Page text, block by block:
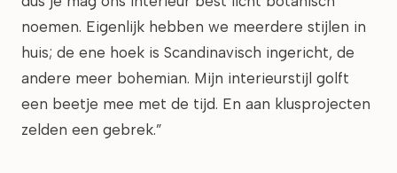
noemen. Eigenlijk hebben we meerdere stijlen in
huis; de ene hoek is Scandinavisch ingericht, de
andere meer bohemian. Mijn interieurstijl golft
een beetje mee met de tijd. En aan klusprojecten
zelden een gebrek.”